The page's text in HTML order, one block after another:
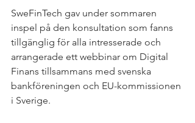
SweFinTech gav under sommaren
inspel på den konsultation som fanns
tillgänglig för alla intresserade och
arrangerade ett webbinar om Digital
Finans tillsammans med svenska
bankföreningen och EU-kommissionen
i Sverige.